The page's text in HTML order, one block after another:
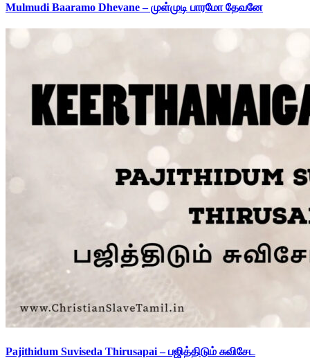
Mulmudi Baaramo Dhevane – முள்முடி பாரமோ தேவனே
Pajithidum Suviseda Thirusapai – பஜித்திடும் சுவிசேட